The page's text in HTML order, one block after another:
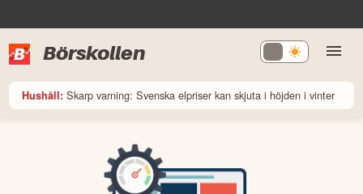
Börskollen
Hushåll: Skarp varning: Svenska elpriser kan skjuta i höjden i vinter